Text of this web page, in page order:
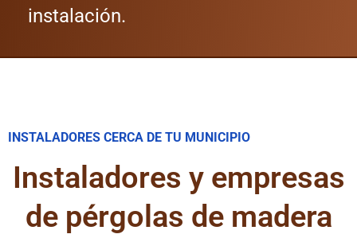
instalación.
INSTALADORES CERCA DE TU MUNICIPIO
Instaladores y empresas
de pérgolas de madera